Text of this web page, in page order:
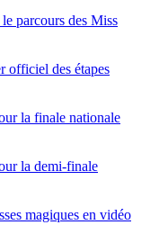
parcours des Miss
officiel des étapes
la finale nationale
la demi-finale
magiques en vidéo